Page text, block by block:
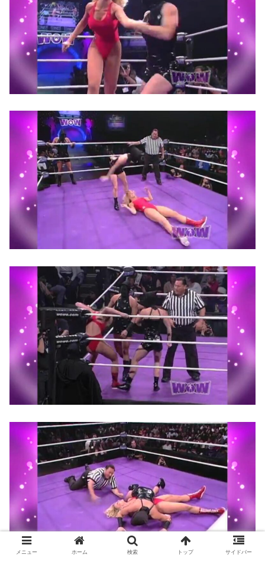
メニュー ホーム 検索 トップ サイドバー